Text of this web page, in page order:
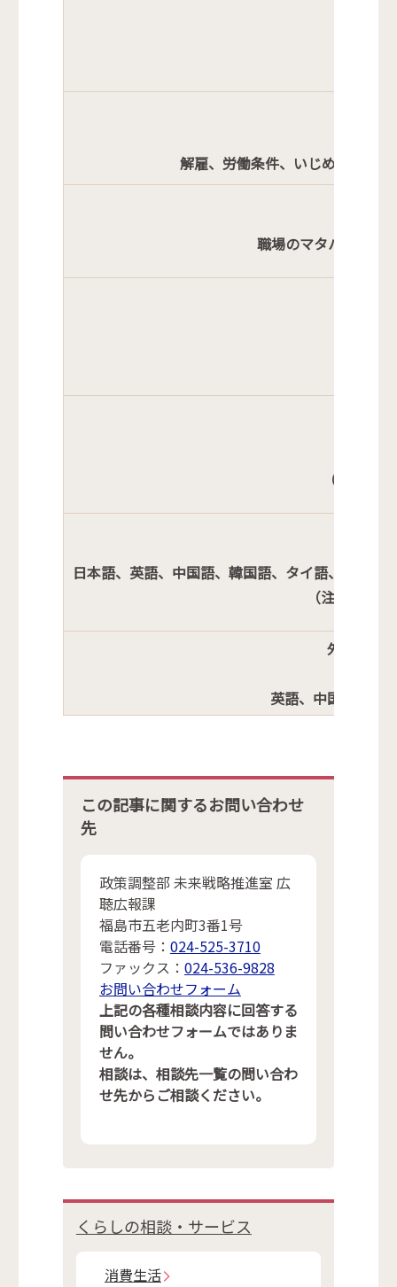
解雇、労働条件、いじめ・嫌が
職場のマタハラ、セ
（注意）
日本語、英語、中国語、韓国語、タイ語、ポルト
（注意）来
外国人住
英語、中国語、韓
この記事に関するお問い合わせ
先
政策調整部 未来戦略推進室 広
聴広報課
福島市五老内町3番1号
電話番号： 024-525-3710
ファックス： 024-536-9828
お問い合わせフォーム
上記の各種相談内容に回答する
問い合わせフォームではありま
せん。
相談は、相談先一覧の問い合わ
せ先からご相談ください。
くらしの相談・サービス
消費生活